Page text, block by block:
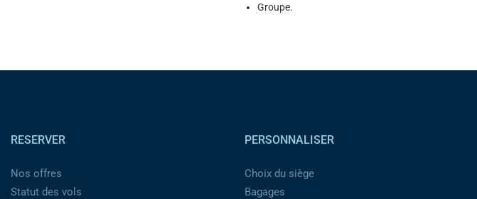
Groupe.
RESERVER
Nos offres
Statut des vols
PERSONNALISER
Choix du siège
Bagages